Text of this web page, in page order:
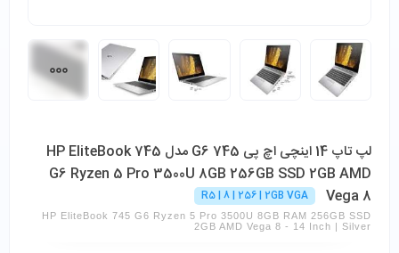
لپ تاپ 14 اینچی اچ پی 745 G6 مدل HP EliteBook 745
G6 Ryzen 5 Pro 3500U 8GB 256GB SSD 2GB AMD
Vega 8
R5 | 8 | 256 | 2GB VGA
HP EliteBook 745 G6 Ryzen 5 Pro 3500U 8GB RAM 256GB SSD
2GB AMD Vega 8 - 14 Inch | Silver